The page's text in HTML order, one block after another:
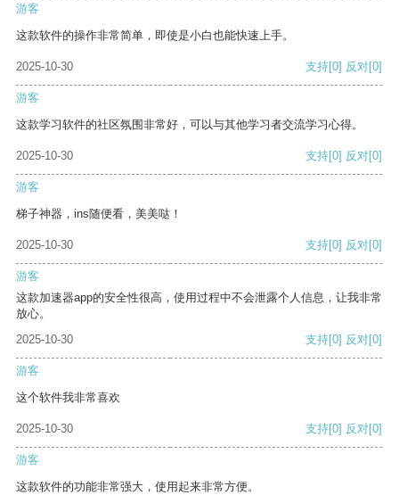
游客
这款软件的操作非常简单，即使是小白也能快速上手。
2025-10-30 支持[0] 反对[0]
游客
这款学习软件的社区氛围非常好，可以与其他学习者交流学习心得。
2025-10-30 支持[0] 反对[0]
游客
梯子神器，ins随便看，美美哒！
2025-10-30 支持[0] 反对[0]
游客
这款加速器app的安全性很高，使用过程中不会泄露个人信息，让我非常
放心。
2025-10-30
支持[0] 反对[0]
游客
这个软件我非常喜欢
2025-10-30 支持[0] 反对[0]
游客
这款软件的功能非常强大，使用起来非常方便。